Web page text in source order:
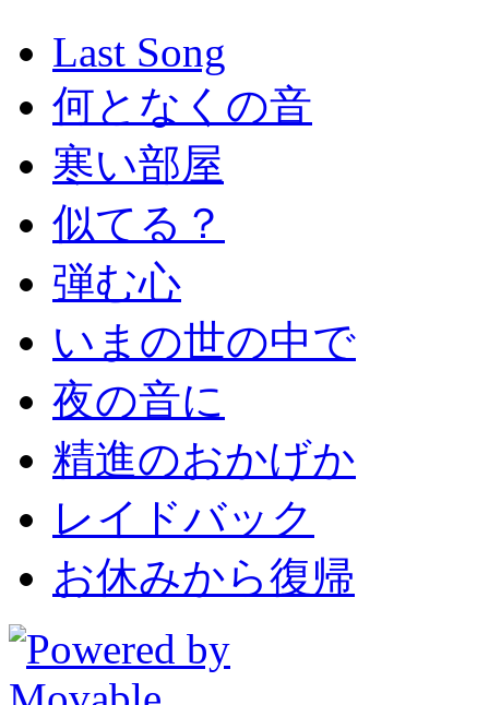
Last Song
何となくの音
寒い部屋
似てる？
弾む心
いまの世の中で
夜の音に
精進のおかげか
レイドバック
お休みから復帰